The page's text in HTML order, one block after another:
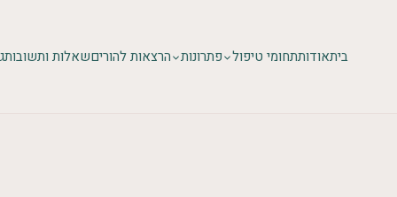
ביתאודותתחומי טיפול פתרונות הרצאות להוריםשאלות ותשובות